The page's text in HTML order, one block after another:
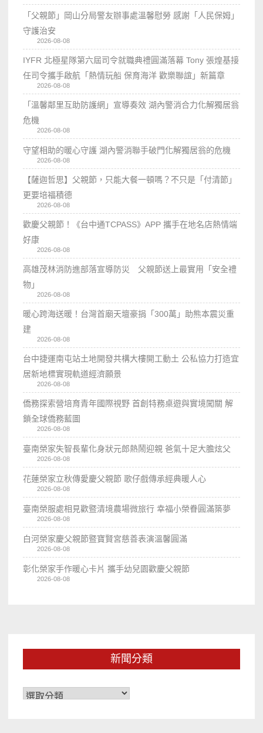
「父親節」岡山分局警友辦事處溫馨慰勞 感謝「人民保姆」
守護治安
2026-08-08
IYFR 北極星隊第六屆司令就職典禮圓滿落幕 Tony 張煌基接
任司令攜手啟航「熱情玩船 保育海洋 歡樂聯誼」新篇章
2026-08-08
「溫馨鄰里互助防護網」宣導奏效 湖內警消合力化解獨居翁
危機
2026-08-08
守望相助的暖心守護 湖內警消聯手破門化解獨居翁的危機
2026-08-08
【薩迦哲思】父親節，只能大餐一頓嗎？不只是「付清節」
更要培福積德
2026-08-08
歡慶父親節！《台中通TCPASS》APP 攜手在地名店熱情端
好康
2026-08-08
高雄茂林消防進部落宣導防災 父親節送上最實用「安全禮
物」
2026-08-08
暖心跨海送暖！台灣首廟天壇豪捐「300萬」助熊本震災重
建
2026-08-08
台中捷運南屯站土地開發共構大樓開工動土 公私協力打造宜
居新地標實現軌道經濟願景
2026-08-08
僑務探索營培育青年國際視野 首創特務桌遊與實境闖關 解
鎖全球僑務藍圖
2026-08-08
臺南榮家失智長輩化身狀元郎熱鬧迎親 爸氣十足大膽炫父
2026-08-08
花蓮榮家立秋傳愛慶父親節 歌仔戲傳承經典暖人心
2026-08-08
臺南榮服處相見歡暨清境農場微旅行 幸福小榮眷圓滿築夢
2026-08-08
白河榮家慶父親節暨寶賢宮慈善表演溫馨圓滿
2026-08-08
彰化榮家手作暖心卡片 攜手幼兒園歡慶父親節
2026-08-08
新聞分類
新